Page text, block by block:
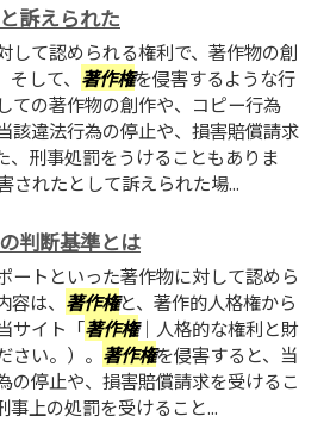
訴えられた
して認められる権利で、著作物の創
して、 著作権を侵害するような行
ての著作物の創作や、コピー行為
該違法行為の停止や、損害賠償請求
、刑事処罰をうけることもありま
されたとして訴えられた場...
判断基準とは
ートといった著作物に対して認めら
は、 著作権と、著作的人格権から
サイト「著作権｜人格的な権利と財
い。）。 著作権を侵害すると、当
の停止や、損害賠償請求を受けるこ
事上の処罰を受けること...